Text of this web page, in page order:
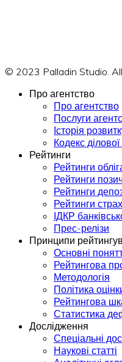
© 2023 Palladin Studio.
Про агентство
Про агентство
Послуги
Історія
Кодекс ділової
Рейтинги
Рейтинги
Рейтинги
Рейтинги
Рейтинги
ІДКР
Прес-релізи
Принципи
Основні
Рейтингова
Методологія
Політика
Рейтингова
Статистика
Дослідження
Спеціальні
Наукові статті